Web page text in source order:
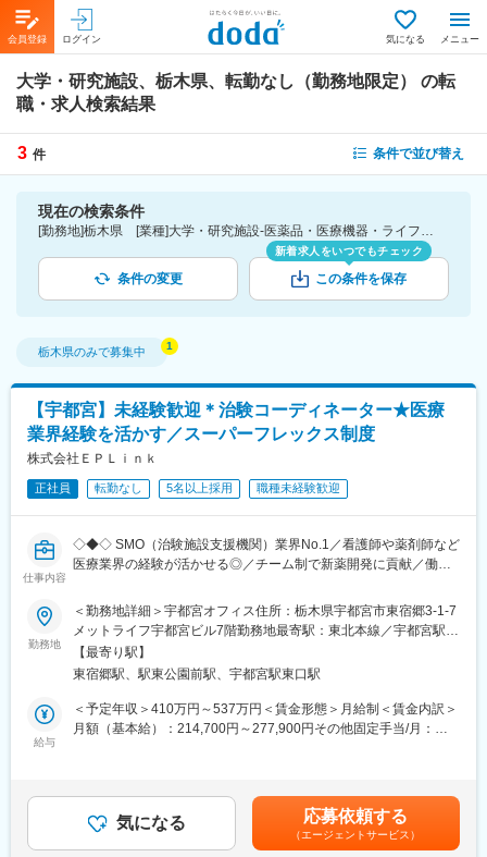
会員登録 ログイン 気になる メニュー
大学・研究施設、栃木県、転勤なし（勤務地限定）
の転
職・求人検索結果
3 件 条件で並び替え
現在の検索条件
[勤務地]栃木県 [業種]大学・研究施設-医薬品・医療機器・ライフサイエンス・医療系サービス [こだわり条件ピックアップ]転勤なし（勤務地限定） [詳細条件](募集・採用情報)転勤なし（勤務地限定）
条件の変更
新着求人をいつでもチェック
この条件を保存
栃木県のみで募集中
【宇都宮】未経験歓迎＊治験コーディネーター★医療
業界経験を活かす／スーパーフレックス制度
株式会社ＥＰＬｉｎｋ
正社員 転勤なし 5名以上採用 職種未経験歓迎
仕事内容
◇◆◇ SMO（治験施設支援機関）業界No.1／看護師や薬剤師など
医療業界の経験が活かせる◎／チーム制で新薬開発に貢献／働き
【CRC=治験コーディネーターとは？】
病院・クリニックを訪問して、患者様や医師や院内スタッフ、さ
らに製薬企業との連絡・調整役を担います。また、治験を受けて
いただく患者様の相談相手となり、じっくり向き合う仕事です。
【CRCのやりがい】
接聞けることもあります。患者様や医療機関から「ありがとう」
と感謝の言葉をいただけたときの喜びは、ひとしおです。
勤務地
＜勤務地詳細＞宇都宮オフィス住所：栃木県宇都宮市東宿郷3-1-7
メットライフ宇都宮ビル7階勤務地最寄駅：東北本線／宇都宮駅受
動喫煙対策：その他（主要事業所は屋内禁煙だが、事業所により
異なる ）変更の範囲：会社の定める事業所
【最寄り駅】
東宿郷駅、駅東公園前駅、宇都宮駅東口駅
給与
＜予定年収＞410万円～537万円＜賃金形態＞月給制＜賃金内訳＞
月額（基本給）：214,700円～277,900円その他固定手当/月：
CRC手当・休日連絡対応手当■賞与：年2回（6月、12月）／昇
給：年1回（10月）※業績に応じ、決算賞与（秋季賞与）支給の場
合あり（10月）■時間外・休日出勤手当等の割増賃金は別途支給
気になる 応募依頼する
（エージェントサービス）